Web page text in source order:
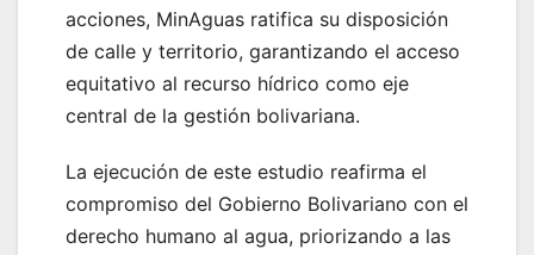
acciones, MinAguas ratifica su disposición
de calle y territorio, garantizando el acceso
equitativo al recurso hídrico como eje
central de la gestión bolivariana.
La ejecución de este estudio reafirma el
compromiso del Gobierno Bolivariano con el
derecho humano al agua, priorizando a las